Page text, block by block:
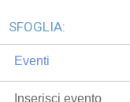
SFOGLIA:
Eventi
Inserisci evento